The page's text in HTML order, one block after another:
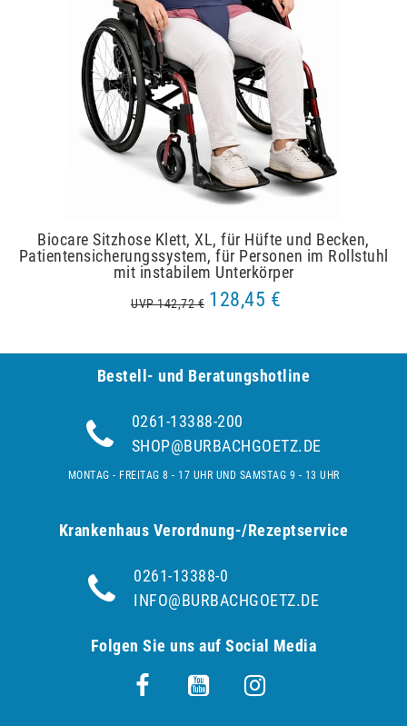
Biocare Sitzhose Klett, XL, für Hüfte und Becken,
Patientensicherungssystem, für Personen im Rollstuhl
mit instabilem Unterkörper
UVP 142,72 € 128,45 €
Bestell- und Be­ra­tungs­hot­line
0261-13388-200
SHOP@BURBACHGOETZ.DE
MONTAG - FREITAG 8 - 17 UHR UND SAMSTAG 9 - 13 UHR
Krankenhaus Verordnung-/Rezeptservice
0261-13388-0
INFO@BURBACHGOETZ.DE
Folgen Sie uns auf Social Media